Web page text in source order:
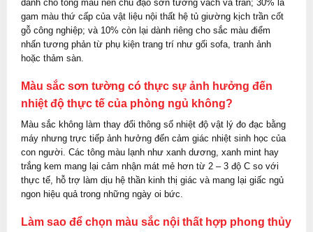
dành cho tông màu nền chủ đạo sơn tường vách và trần; 30% là
gam màu thứ cấp của vật liệu nội thất hệ tủ giường kịch trần cốt
gỗ công nghiệp; và 10% còn lại dành riêng cho sắc màu điểm
nhấn tương phản từ phụ kiện trang trí như gối sofa, tranh ảnh
hoặc thảm sàn.
Màu sắc sơn tường có thực sự ảnh hưởng đến
nhiệt độ thực tế của phòng ngủ không?
Màu sắc không làm thay đổi thông số nhiệt độ vật lý đo đạc bằng
máy nhưng trực tiếp ảnh hưởng đến cảm giác nhiệt sinh học của
con người. Các tông màu lạnh như xanh dương, xanh mint hay
trắng kem mang lại cảm nhận mát mẻ hơn từ 2 – 3 độ C so với
thực tế, hỗ trợ làm dịu hệ thần kinh thị giác và mang lại giấc ngủ
ngon hiệu quả trong những ngày oi bức.
Làm sao để chọn màu sắc nội thất hợp phong thủy